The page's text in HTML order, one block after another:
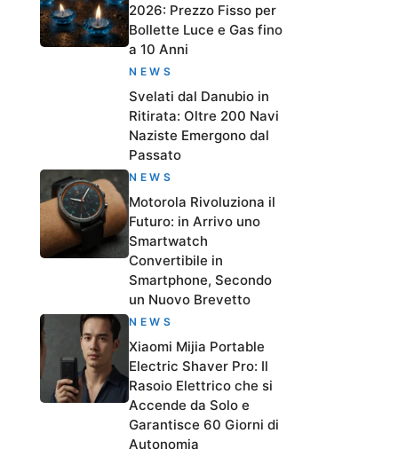
2026: Prezzo Fisso per
Bollette Luce e Gas fino
a 10 Anni
NEWS
Svelati dal Danubio in
Ritirata: Oltre 200 Navi
Naziste Emergono dal
Passato
NEWS
Motorola Rivoluziona il
Futuro: in Arrivo uno
Smartwatch
Convertibile in
Smartphone, Secondo
un Nuovo Brevetto
NEWS
Xiaomi Mijia Portable
Electric Shaver Pro: Il
Rasoio Elettrico che si
Accende da Solo e
Garantisce 60 Giorni di
Autonomia